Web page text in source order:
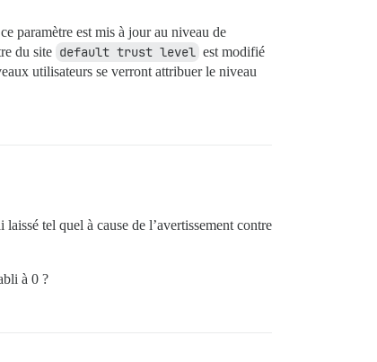
paramètre est mis à jour au niveau de
du site default trust level est modifié
utilisateurs se verront attribuer le niveau
tel quel à cause de l’avertissement contre
à 0 ?